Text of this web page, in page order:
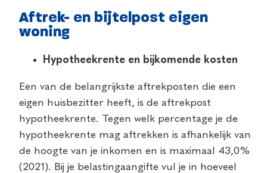
Aftrek- en bijtelpost eigen
woning
Hypotheekrente en bijkomende kosten
Een van de belangrijkste aftrekposten die een
eigen huisbezitter heeft, is de aftrekpost
hypotheekrente. Tegen welk percentage je de
hypotheekrente mag aftrekken is afhankelijk van
de hoogte van je inkomen en is maximaal 43,0%
(2021). Bij je belastingaangifte vul je in hoeveel